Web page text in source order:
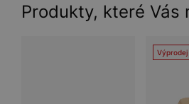
Produkty, které Vás
Výprodej